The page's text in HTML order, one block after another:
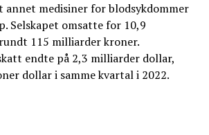
annet medisiner for blodsykdommer
Selskapet omsatte for 10,9
115 milliarder kroner.
endte på 2,3 milliarder dollar,
dollar i samme kvartal i 2022.